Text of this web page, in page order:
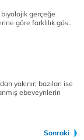
gerçeğe
göre farklılık gös..
yakınır; bazıları ise
ebeveynlerin
Sonraki